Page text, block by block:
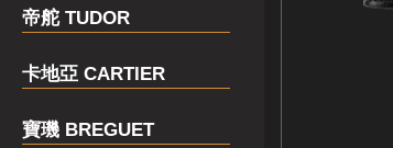
帝舵 TUDOR
卡地亞 CARTIER
寶璣 BREGUET